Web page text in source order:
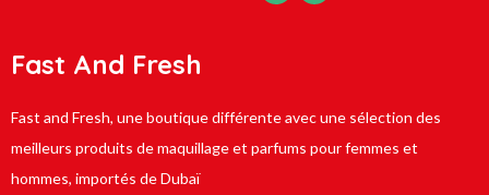
Fast And Fresh
Fast and Fresh, une boutique différente avec une sélection des
meilleurs produits de maquillage et parfums pour femmes et
hommes, importés de Dubaï